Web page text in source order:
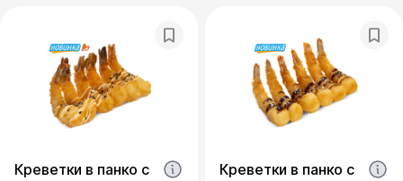
Креветки в панко с
Креветки в панко с